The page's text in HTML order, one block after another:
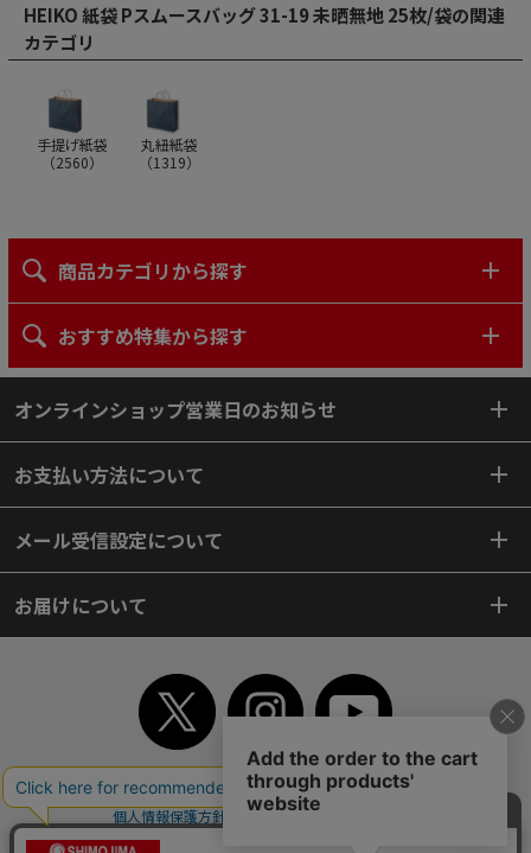
HEIKO 紙袋 Pスムースバッグ 31-19 未晒無地 25枚/袋の関連
カテゴリ
手提げ紙袋
（2560）
丸紐紙袋
（1319）
商品カテゴリから探す
おすすめ特集から探す
オンラインショップ営業日のお知らせ
お支払い方法について
メール受信設定について
お届けについて
TOP 初めてご利用のお客様へ ご利用案内
ご利用規約
個人情報保護方針
特定商取引法
よくあるご質問